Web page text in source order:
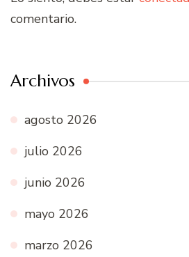
comentario.
Archivos
agosto 2026
julio 2026
junio 2026
mayo 2026
marzo 2026